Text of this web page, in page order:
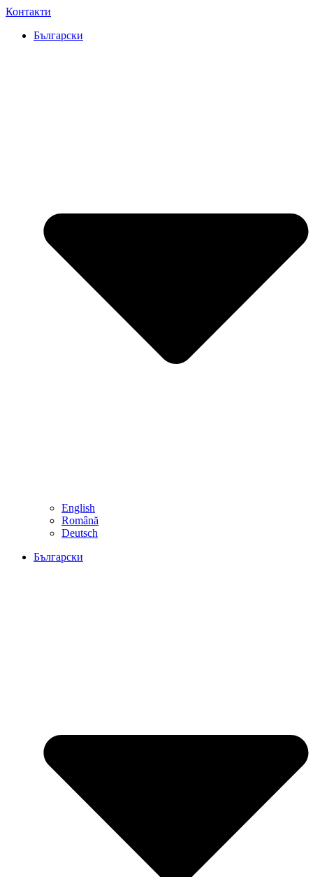
Преминаване
съдържанието
Контакти
Български
English
Română
Deutsch
Български